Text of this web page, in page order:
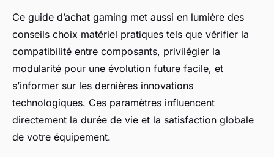
Ce guide d’achat gaming met aussi en lumière des
conseils choix matériel pratiques tels que vérifier la
compatibilité entre composants, privilégier la
modularité pour une évolution future facile, et
s’informer sur les dernières innovations
technologiques. Ces paramètres influencent
directement la durée de vie et la satisfaction globale
de votre équipement.